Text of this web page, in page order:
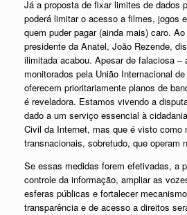
Já a proposta de fixar limites de dados
poderá limitar o acesso a filmes, jogos
quem puder pagar (ainda mais) caro.
presidente da Anatel, João Rezende,
ilimitada acabou. Apesar de falaciosa –
monitorados pela União Internacional
oferecem prioritariamente planos de
é reveladora. Estamos vivendo a
dado a um serviço essencial à
Civil da Internet, mas que é visto como
transnacionais, sobretudo, que operam
Se essas medidas forem efetivadas, a
controle da informação, ampliar as
esferas públicas e fortalecer
transparência e de acesso a direitos